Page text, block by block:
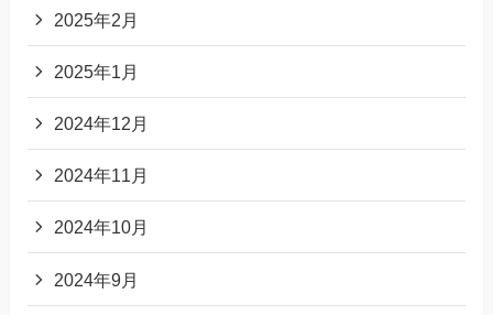
2025年2月
2025年1月
2024年12月
2024年11月
2024年10月
2024年9月